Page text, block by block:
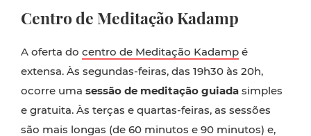
Centro de Meditação Kadamp
A oferta do centro de Meditação Kadamp é
extensa. Às segundas-feiras, das 19h30 às 20h,
ocorre uma sessão de meditação guiada simples
e gratuita. Às terças e quartas-feiras, as sessões
são mais longas (de 60 minutos e 90 minutos) e,